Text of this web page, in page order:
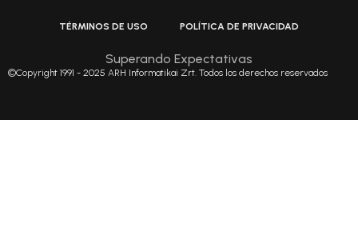
TÉRMINOS DE USO POLÍTICA DE PRIVACIDAD
Superando Expectativas
©Copyright 1991 - 2025 ARH Informatikai Zrt. Todos los derechos reservados